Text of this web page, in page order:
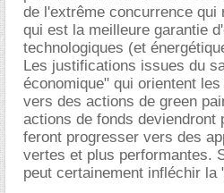
de l'extrême concurrence qui
qui est la meilleure garantie
technologiques (et
Les justifications issues du
économique" qui orientent
vers des actions de green
actions de fonds deviendront
feront progresser vers des
vertes et plus performantes.
peut certainement infléchir la